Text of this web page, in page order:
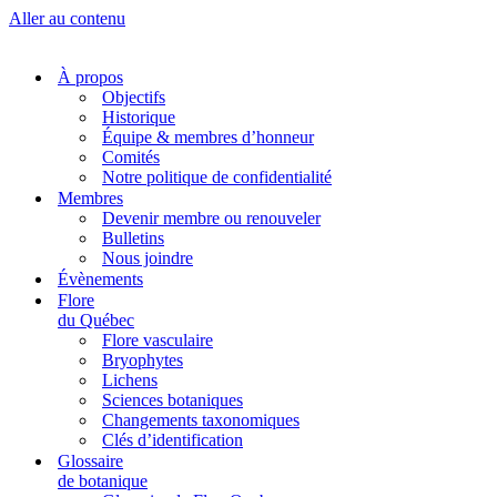
Aller au contenu
À propos
Objectifs
Historique
Équipe & membres d’honneur
Comités
Notre politique de confidentialité
Membres
Devenir membre ou renouveler
Bulletins
Nous joindre
Évènements
Flore
du Québec
Flore vasculaire
Bryophytes
Lichens
Sciences botaniques
Changements taxonomiques
Clés d’identification
Glossaire
de botanique